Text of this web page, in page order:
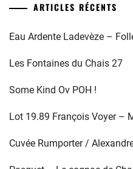
ARTICLES RÉCENTS
Eau Ardente Ladevèze –
Les Fontaines du Chais 27
Some Kind Ov POH !
Lot 19.89 François Voyer –
Cuvée Rumporter /